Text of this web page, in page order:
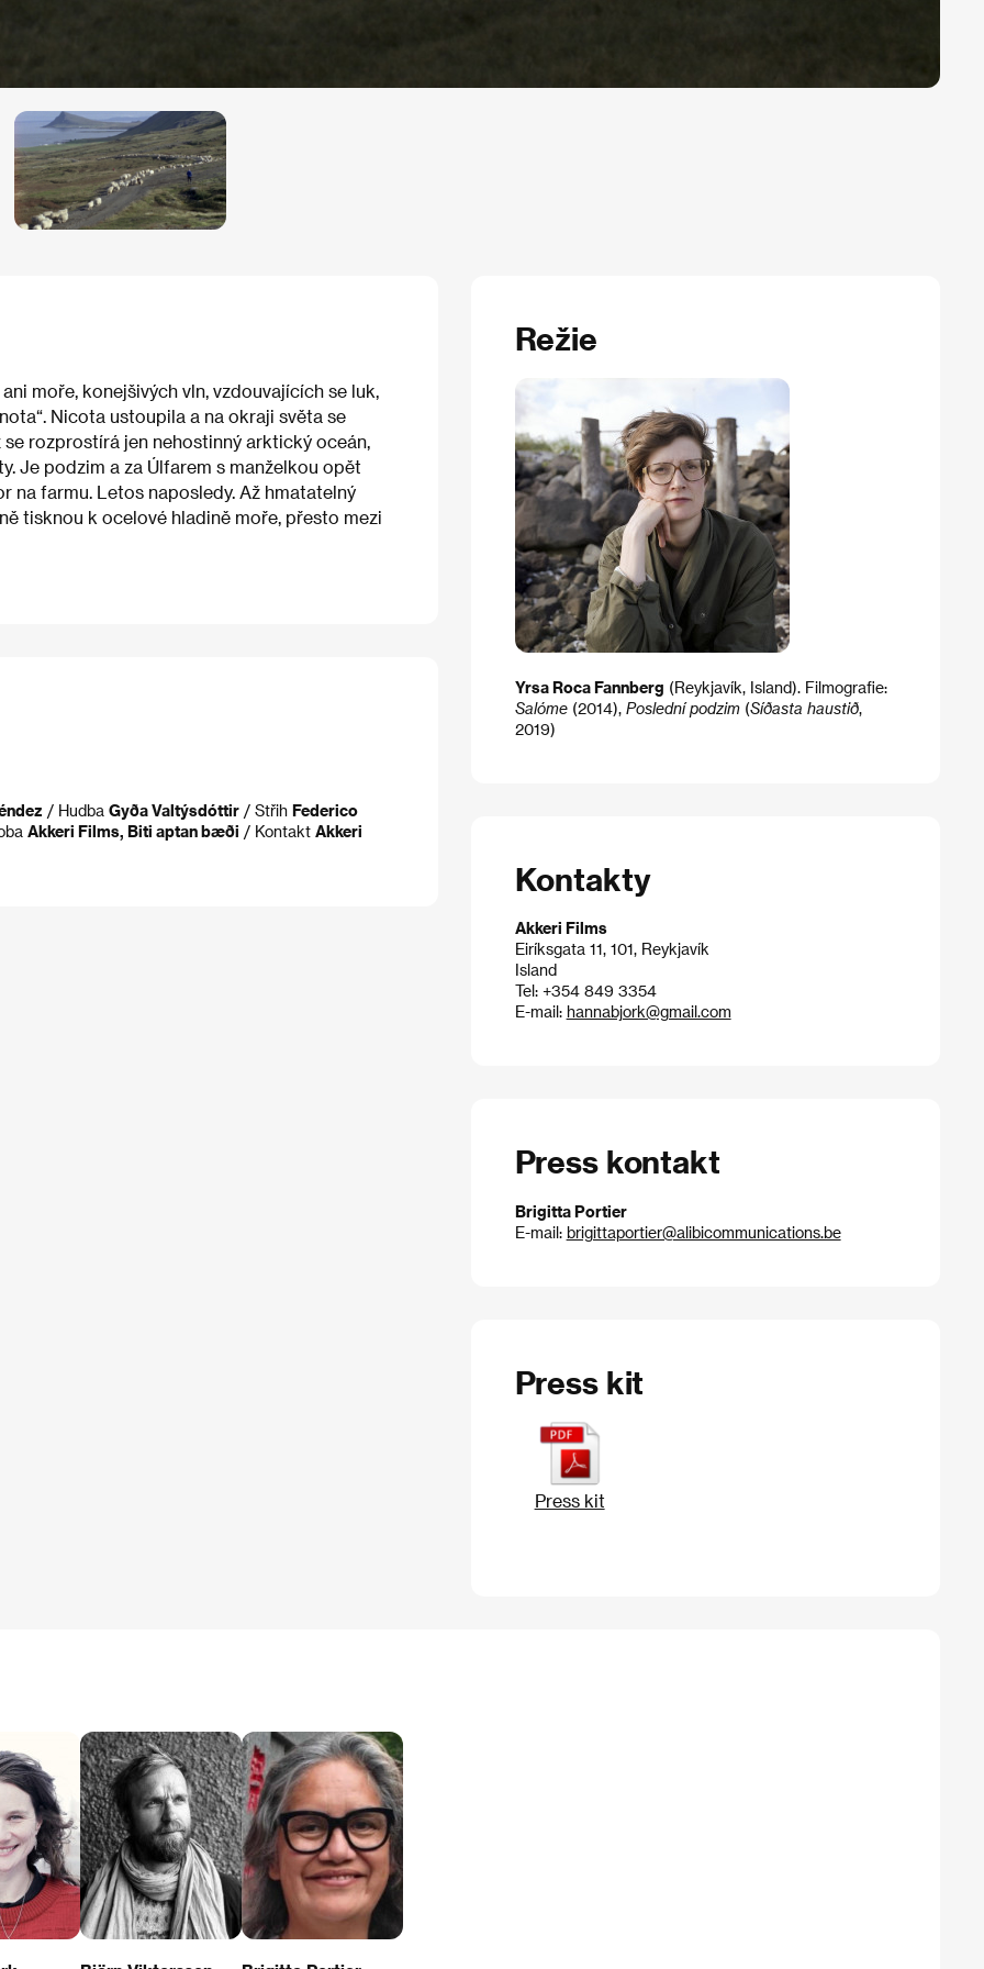
moře, konejšivých vln, vzdouvajících se luk,
Nicota ustoupila a na okraji světa se
se rozprostírá jen nehostinný arktický oceán,
Je podzim a za Úlfarem s manželkou opět
na farmu. Letos naposledy. Až hmatatelný
tisknou k ocelové hladině moře, přesto mezi
/ Hudba Gyða Valtýsdóttir / Střih Federico
Akkeri Films, Biti aptan bæði / Kontakt Akkeri
Režie
Yrsa Roca Fannberg (Reykjavík, Island). Filmografie:
Salóme(2014), Poslední podzim(Síðasta haustið,
2019)
Kontakty
Akkeri Films
Eiríksgata 11, 101, Reykjavík
Island
Tel: +354 849 3354
E-mail: hannabjork@gmail.com
Press kontakt
Brigitta Portier
E-mail: brigittaportier@alibicommunications.be
Press kit
Press kit